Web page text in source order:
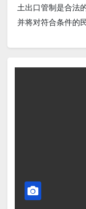
土出口管制是合法
并将对符合条件的
DPA报道，以色列
俄罗斯能源基础设
道，克什米尔暴力